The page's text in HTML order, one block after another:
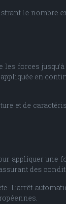
le
forces
en
et de
appliquer
des
L’arrêt